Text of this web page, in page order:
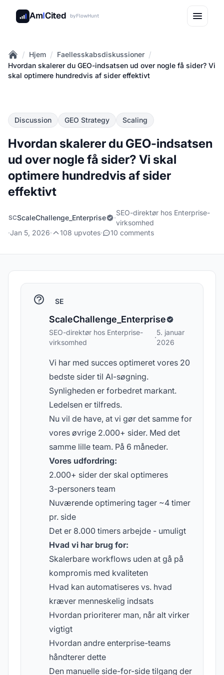
AmICited byFlowHunt
Home
/ Hjem / Faellesskabsdiskussioner /
Hvordan skalerer du GEO-indsatsen ud over nogle få sider? Vi
skal optimere hundredvis af sider effektivt
Discussion GEO Strategy Scaling
Hvordan skalerer du GEO-indsatsen
ud over nogle få sider? Vi skal
optimere hundredvis af sider
effektivt
SCScaleChallenge_Enterprise ·
SEO-direktør hos Enterprise-
virksomhed
·Jan 5, 2026· 108 upvotes· 10 comments
SE
ScaleChallenge_Enterprise
SEO-direktør hos Enterprise-
virksomhed
·
5. januar
2026
Vi har med succes optimeret vores 20
bedste sider til AI-søgning.
Synligheden er forbedret markant.
Ledelsen er tilfreds.
Nu vil de have, at vi gør det samme for
vores øvrige 2.000+ sider. Med det
samme lille team. På 6 måneder.
Vores udfordring:
2.000+ sider der skal optimeres
3-personers team
Nuværende optimering tager ~4 timer
pr. side
Det er 8.000 timers arbejde - umuligt
Hvad vi har brug for:
Skalerbare workflows uden at gå på
kompromis med kvaliteten
Hvad kan automatiseres vs. hvad
kræver menneskelig indsats
Hvordan prioriterer man, når alt virker
vigtigt
Hvordan andre enterprise-teams
håndterer dette
Den manuelle side-for-side tilgang der